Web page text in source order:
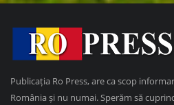
Publicația Ro Press, are ca scop
România și nu numai. Sperăm să